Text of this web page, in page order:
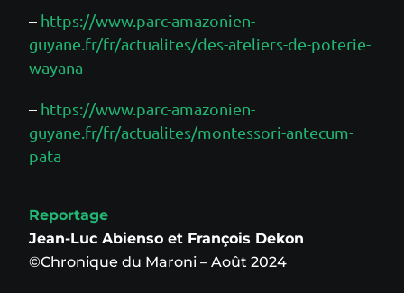
– https://www.parc-amazonien-
guyane.fr/fr/actualites/des-ateliers-de-poterie-
wayana
– https://www.parc-amazonien-
guyane.fr/fr/actualites/montessori-antecum-
pata
Reportage
Jean-Luc Abienso et François Dekon
©Chronique du Maroni – Août 2024